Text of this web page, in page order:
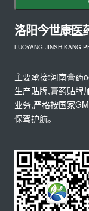
洛阳今世康医
LUOYANG JINSHIKANG
主要承接:河南膏药
生产贴牌,膏药贴牌
业务,严格按国家
保驾护航。